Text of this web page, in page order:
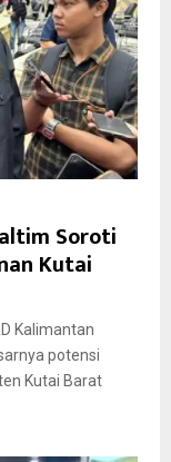
Soroti
Kutai
Kalimantan
potensi
Kutai Barat